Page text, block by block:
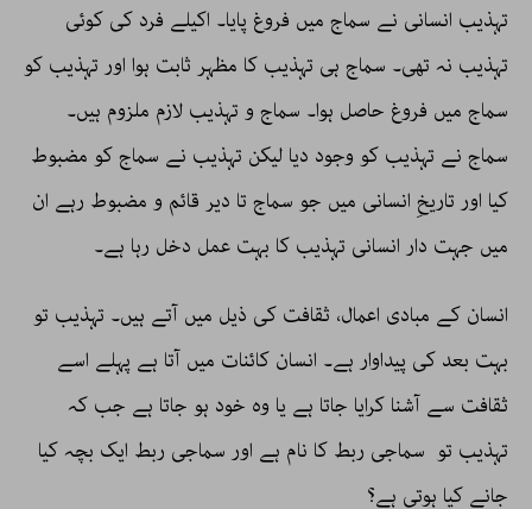
تہذیب انسانی نے سماج میں فروغ پایا۔ اکیلے فرد کی کوئی
تہذیب نہ تھی۔ سماج ہی تہذیب کا مظہر ثابت ہوا اور تہذیب کو
سماج میں فروغ حاصل ہوا۔ سماج و تہذیب لازم ملزوم ہیں۔
سماج نے تہذیب کو وجود دیا لیکن تہذیب نے سماج کو مضبوط
کیا اور تاریخِ انسانی میں جو سماج تا دیر قائم و مضبوط رہے ان
میں جہت دار انسانی تہذیب کا بہت عمل دخل رہا ہے۔
انسان کے مبادی اعمال، ثقافت کی ذیل میں آتے ہیں۔ تہذیب تو
بہت بعد کی پیداوار ہے۔ انسان کائنات میں آتا ہے پہلے اسے
ثقافت سے آشنا کرایا جاتا ہے یا وہ خود ہو جاتا ہے جب کہ
تہذیب تو سماجی ربط کا نام ہے اور سماجی ربط ایک بچہ کیا
جانے کیا ہوتی ہے؟